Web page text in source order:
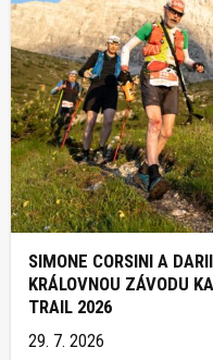
SIMONE CORSINI A
KRÁLOVNOU ZÁVODU
TRAIL 2026
29. 7. 2026